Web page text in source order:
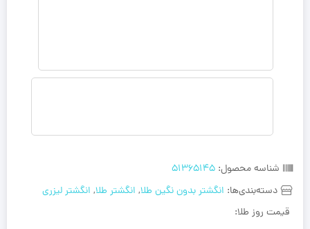
شناسه محصول: 51365145
دسته‌بندی‌ها: انگشتر بدون نگین طلا, انگشتر طلا, انگشتر لیزری
قیمت روز طلا: